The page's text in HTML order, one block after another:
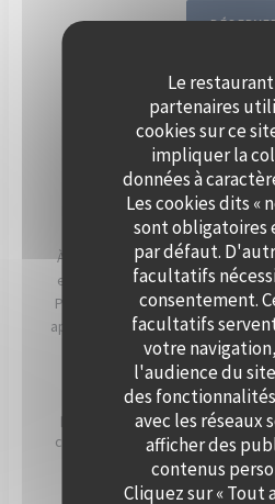
Le
partenaires
cookies sur ce
impliquer la
données à
Les cookies dits «
sont obligatoires
par défaut.
facultatifs
consentement.
facultatifs
votre
l'audience du
des
avec les réseaux
afficher des
contenus
Cliquez sur « Tout
DÈS
VOTRE
SEINE, À
À Levallois-Perret, Polpo
expérience unique sur sa
Profitez d’une vue panoramique
apaisant, sublimé par les
terrasse en
Que ce soit pour un cocktail,
professionnelle, notre équipe
création d’un événement
élégance et saveurs de
moment hors du temps, à